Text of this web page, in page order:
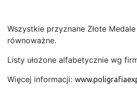
Wszystkie przyznane Złote Medale
równoważne.
Listy ułożone alfabetycznie wg
Więcej informacji: